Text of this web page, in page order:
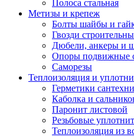
Полоса стальная
Метизы и крепеж
Болты шайбы и
Гвозди
Дюбели, анкеры и
Опоры подвижные
Саморезы
Теплоизоляция и
Герметики
Каболка и
Паронит листовой
Резьбовые
Теплоизоляция из